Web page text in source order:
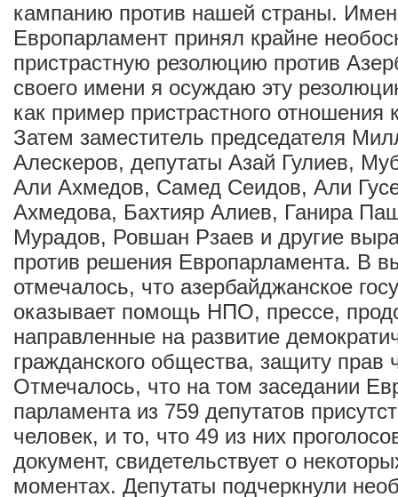
кампанию против нашей страны.
Европарламент принял крайне
пристрастную резолюцию против
своего имени я осуждаю эту
как пример пристрастного отношения
Затем заместитель председателя
Алескеров, депутаты Азай Гулиев,
Али Ахмедов, Самед Сеидов, Али
Ахмедова, Бахтияр Алиев, Ганира
Мурадов, Ровшан Рзаев и другие
против решения Европарламента. В
отмечалось, что азербайджанское
оказывает помощь НПО, прессе,
направленные на развитие
гражданского общества, защиту прав
Отмечалось, что на том заседании
парламента из 759 депутатов
человек, и то, что 49 из них
документ, свидетельствует о
моментах. Депутаты подчеркнули